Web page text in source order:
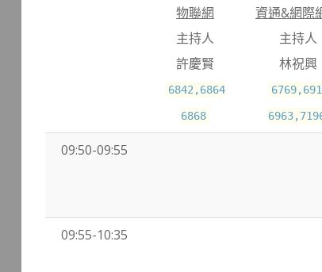
物聯網
主持人
許慶賢
6842,6864
6868
資通&網際
主持人
林祝興
09:50-09:55
09:55-10:35